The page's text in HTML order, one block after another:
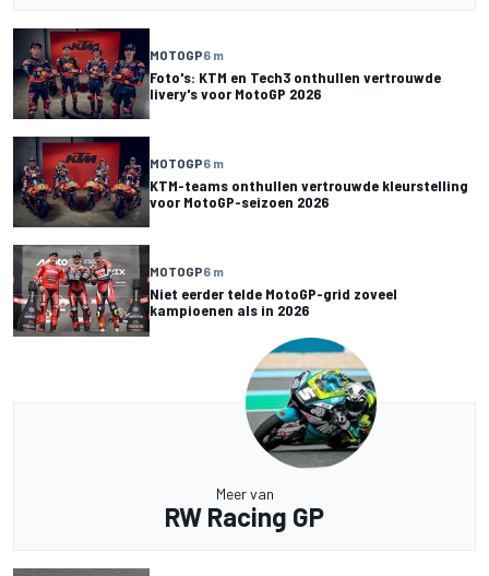
MOTOGP6 m
Foto's: KTM en Tech3 onthullen vertrouwde
livery's voor MotoGP 2026
MOTOGP6 m
KTM-teams onthullen vertrouwde kleurstelling
voor MotoGP-seizoen 2026
MOTOGP6 m
Niet eerder telde MotoGP-grid zoveel
kampioenen als in 2026
Meer van
RW Racing GP